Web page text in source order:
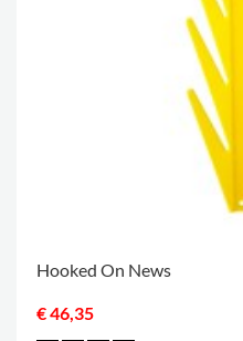
Hooked On News
€ 46,35